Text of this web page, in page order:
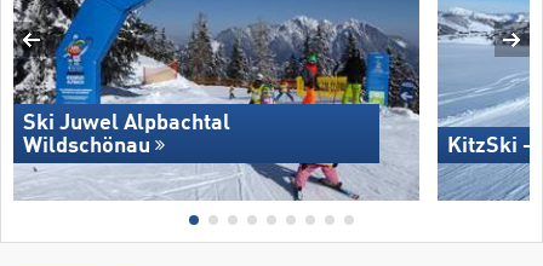
Ski Juwel Alpbachtal
Wildschönau
KitzSki